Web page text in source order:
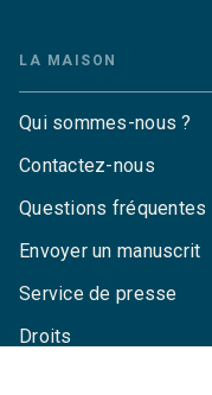
LA MAISON
Qui sommes-nous ?
Contactez-nous
Questions fréquentes
Envoyer un manuscrit
Service de presse
Droits